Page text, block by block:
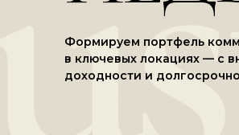
Формируем портфель
в ключевых локациях — с
доходности и